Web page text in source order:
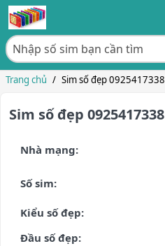
Trang chủ / Sim số đẹp 0925417338
Sim số đẹp 0925417338
Nhà mạng:
Số sim:
Kiểu số đẹp:
Đầu số đẹp: